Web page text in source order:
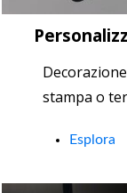
stampa o
Esplora